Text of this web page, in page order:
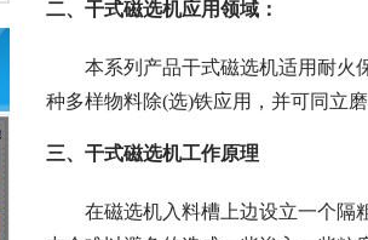
二、干式磁选机应用领域：
本系列产品干式磁选机适用耐火
种多样物料除(选)铁应用，并可同立
三、干式磁选机工作原理
在磁选机入料槽上边设立一个隔